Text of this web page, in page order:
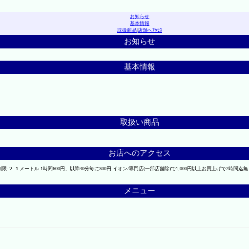
お知らせ
基本情報
取扱商品|店舗へｱｸｾｽ
お知らせ
基本情報
取扱い商品
お店へのアクセス
.１メートル 1時間600円、以降30分毎に300円 イオン/専門店(一部店舗除)で1,000円以上お買上げで2時間迄無
メニュー